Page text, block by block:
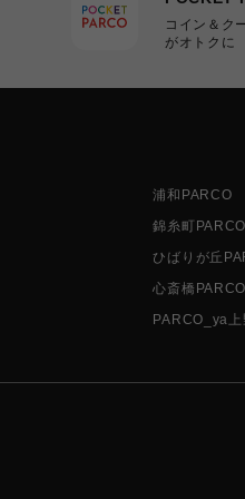
コイン＆ク
がオトクに
浦和PARCO
錦糸町PARCO
ひばりが丘
心斎橋PARCO
PARCO_ya上